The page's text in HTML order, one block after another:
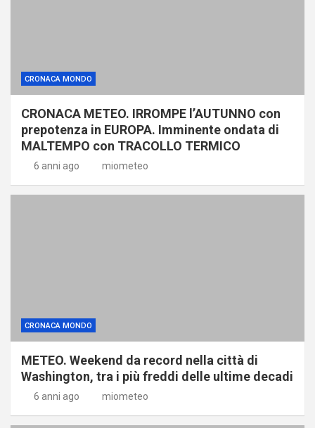
CRONACA MONDO
CRONACA METEO. IRROMPE l’AUTUNNO con
prepotenza in EUROPA. Imminente ondata di
MALTEMPO con TRACOLLO TERMICO
6 anni ago miometeo
CRONACA MONDO
METEO. Weekend da record nella città di
Washington, tra i più freddi delle ultime decadi
6 anni ago miometeo